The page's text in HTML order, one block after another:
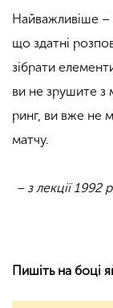
Найважливіше –
що здатні
зібрати
ви не зрушите з
ринг, ви вже не
матчу.
– з лекції 1992
Пишіть на боці